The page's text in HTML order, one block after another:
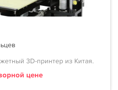
3D-принтер из Китая.
цене